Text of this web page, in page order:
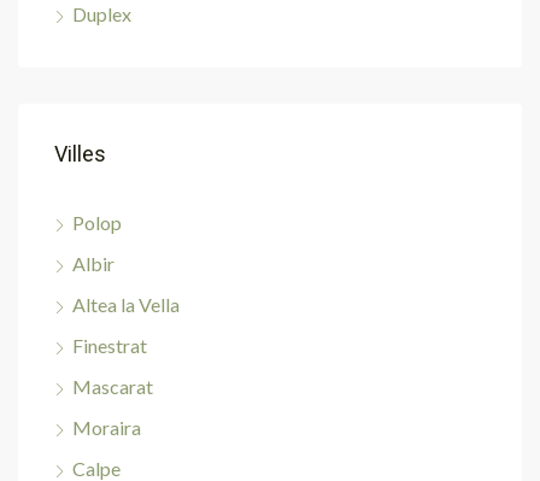
Duplex
Villes
Polop
Albir
Altea la Vella
Finestrat
Mascarat
Moraira
Calpe